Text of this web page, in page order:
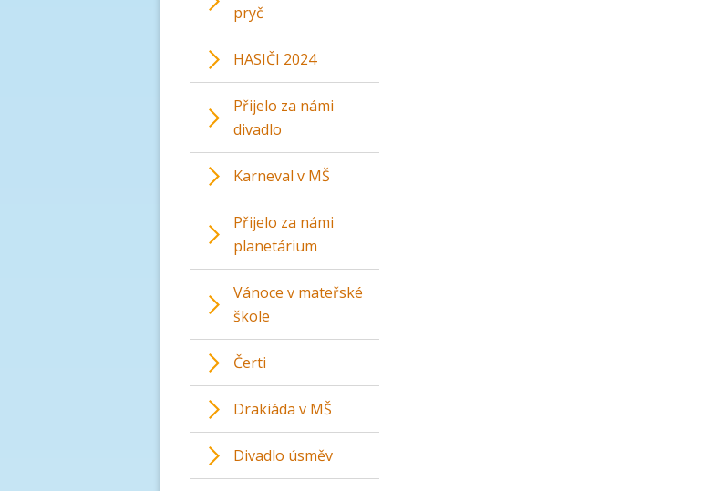
pryč
HASIČI 2024
Přijelo za námi
divadlo
Karneval v MŠ
Přijelo za námi
planetárium
Vánoce v mateřské
škole
Čerti
Drakiáda v MŠ
Divadlo úsměv